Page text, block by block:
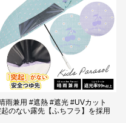
雨兼用 #遮熱 #遮光 #UVカット
起のない露先【ふちフラ】を採用